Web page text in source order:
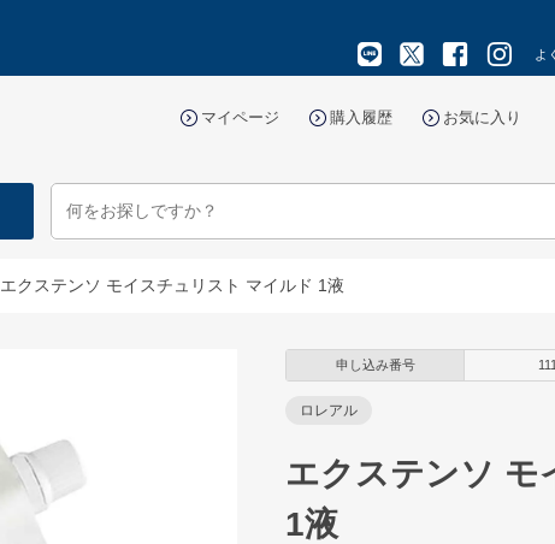
よ
マイページ 購入履歴 お気に入り
エクステンソ モイスチュリスト マイルド 1液
申し込み番号
ロレアル
エクステンソ モ
1液